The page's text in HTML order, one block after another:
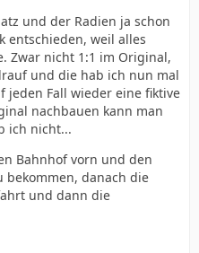
und der Radien ja schon
entschieden, weil alles
Zwar nicht 1:1 im Original,
und die hab ich nun mal
jeden Fall wieder eine fiktive
nachbauen kann man
ich nicht...
Bahnhof vorn und den
bekommen, danach die
und dann die